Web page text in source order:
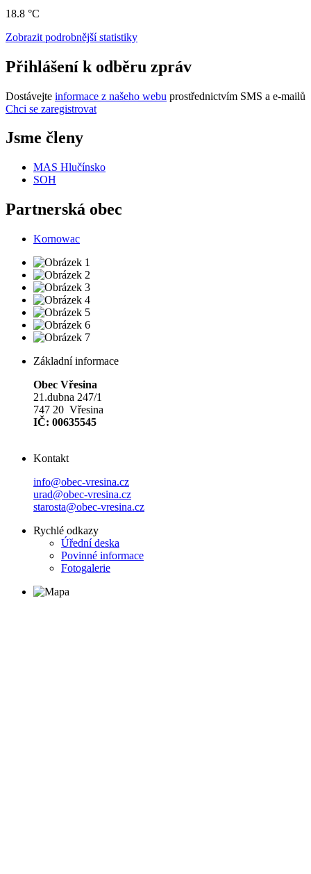
18.8 °C
Zobrazit podrobnější statistiky
Přihlášení k odběru zpráv
Dostávejte informace z našeho webu prostřednictvím SMS a e-mailů
Chci se zaregistrovat
Jsme členy
MAS Hlučínsko
SOH
Partnerská obec
Kornowac
Základní informace
Obec Vřesina
21.dubna 247/1
747 20 Vřesina
IČ: 00635545
Kontakt
info@obec-vresina.cz
urad@obec-vresina.cz
starosta@obec-vresina.cz
Rychlé odkazy
Úřední deska
Povinné informace
Fotogalerie